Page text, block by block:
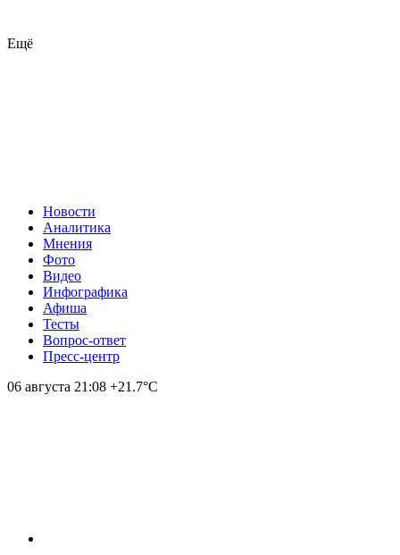
Ещё
Новости
Аналитика
Мнения
Фото
Видео
Инфографика
Афиша
Тесты
Вопрос-ответ
Пресс-центр
06 августа 21:08 +21.7°С